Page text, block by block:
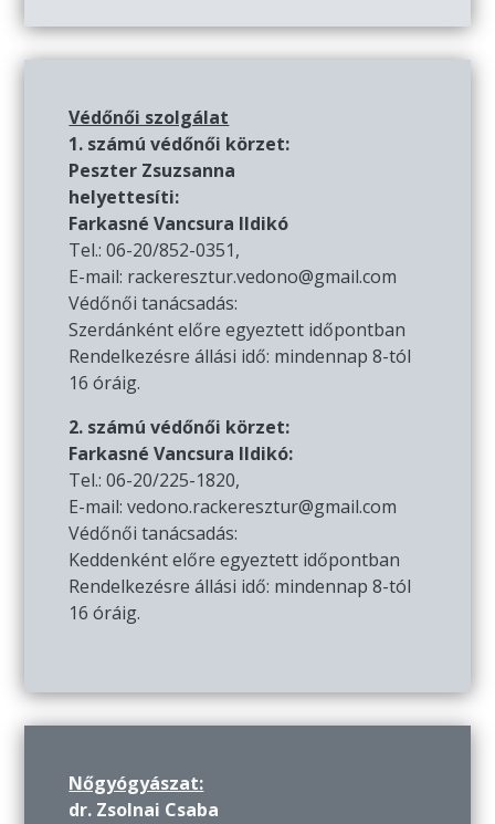
Védőnői szolgálat
1. számú védőnői körzet:
Peszter Zsuzsanna
helyettesíti:
Farkasné Vancsura Ildikó
Tel.: 06-20/852-0351,
E-mail: rackeresztur.vedono@gmail.com
Védőnői tanácsadás:
Szerdánként előre egyeztett időpontban
Rendelkezésre állási idő: mindennap 8-tól
16 óráig.
2. számú védőnői körzet:
Farkasné Vancsura Ildikó:
Tel.: 06-20/225-1820,
E-mail: vedono.rackeresztur@gmail.com
Védőnői tanácsadás:
Keddenként előre egyeztett időpontban
Rendelkezésre állási idő: mindennap 8-tól
16 óráig.
Nőgyógyászat:
dr. Zsolnai Csaba